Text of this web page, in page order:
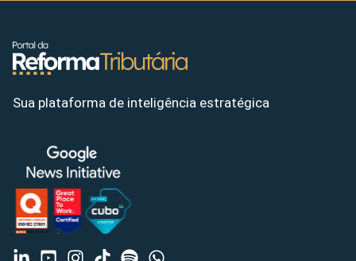
Sua plataforma de inteligência estratégica